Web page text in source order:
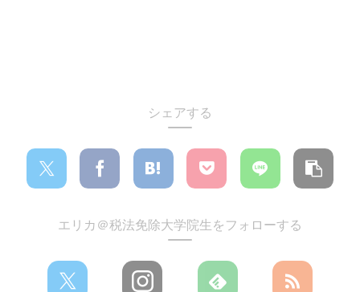
シェアする
エリカ＠税法免除大学院生をフォローする